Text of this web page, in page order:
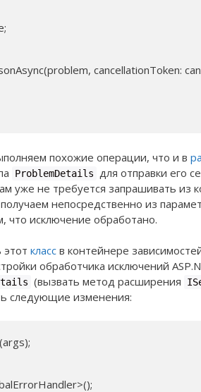
cancellationToken:
похожие операции, что и в
ProblemDetails для отправки его
уже не требуется запрашивать из
непосредственно из
что исключение обработано.
класс в контейнере
обработчика исключений
(вызвать метод расширения
следующие изменения: